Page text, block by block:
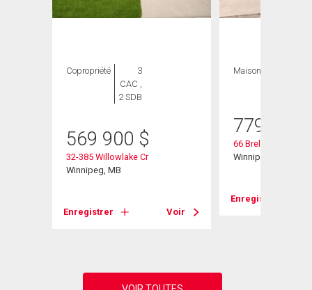
Copropriété
3
CAC ,
2 SDB
569 900 $
32-385 Willowlake Cr
Winnipeg, MB
Enregistrer Voir
Maison
779 900
66 Breland Bay
Winnipeg, MB
Enregistrer